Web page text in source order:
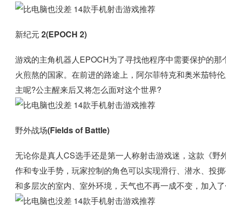
新纪元 2(EPOCH 2)
游戏的主角机器人EPOCH为了寻找他程序中需要保护的
火煎熬的国家。在前进的路途上，阿尔菲特克和奥米茄特
主呢?公主醒来后又将怎么面对这个世界?
野外战场(Fields of Battle)
无论你是真人CS选手还是第一人称射击游戏迷，这款《
作和专业手势，玩家控制的角色可以实现滑行、潜水、投
和多层次的室内、室外环境，天气也不再一成不变，加入